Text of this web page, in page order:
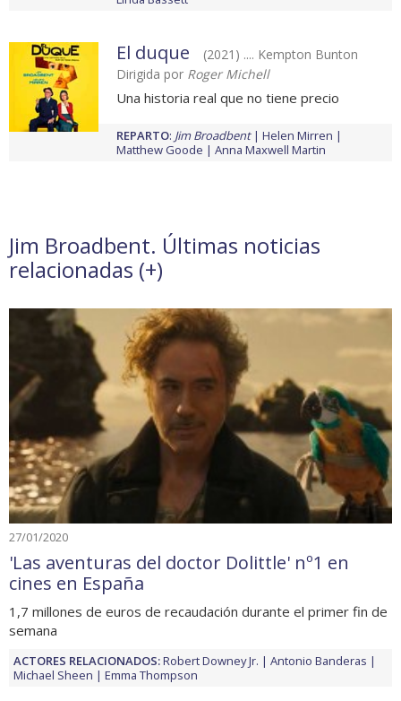
El duque
(2021) .... Kempton Bunton
Dirigida por Roger Michell
Una historia real que no tiene precio
REPARTO: Jim Broadbent
Helen Mirren
Matthew Goode
Anna Maxwell Martin
Jim Broadbent. Últimas noticias
relacionadas (+)
27/01/2020
'Las aventuras del doctor Dolittle' nº1 en
cines en España
1,7 millones de euros de recaudación durante el primer fin de
semana
ACTORES RELACIONADOS:Robert Downey Jr.
Antonio Banderas
Michael Sheen
Emma Thompson